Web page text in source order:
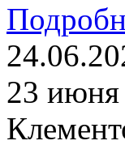
23